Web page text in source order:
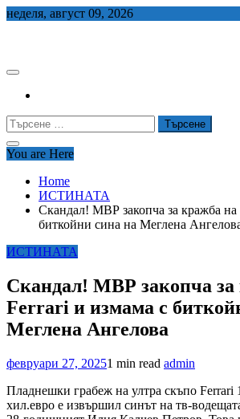
Skip
неделя, август 09, 2026
Търсене
за:
You are Here
Home
ИСТИНАТА
Скандал! МВР закопча за кражба на
биткойни сина на Меглена
ИСТИНАТА
Скандал! МВР закопча за
Ferrari и измама с
Меглена Ангелова
февруари 27, 20251 min read admin
Пладнешки грабеж на ултра скъпо Ferrari
хил.евро е извършил синът на тв-